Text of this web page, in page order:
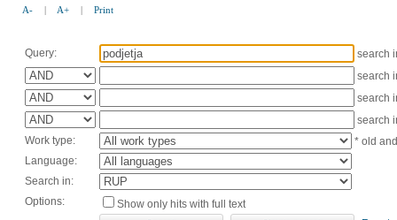
A- | A+ | Print
Query:
search
search
search
search
Work type:
* old
Language:
Search in:
Options:
Show only hits with full text